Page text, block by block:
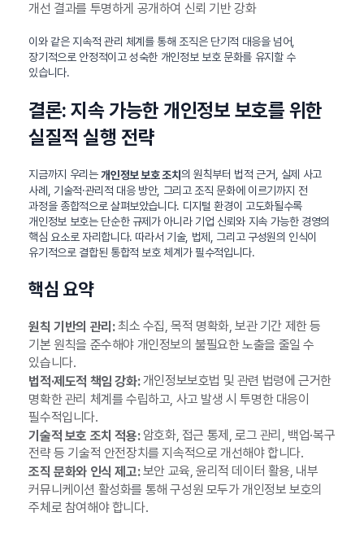
개선 결과를 투명하게 공개하여 신뢰 기반 강화
이와 같은 지속적 관리 체계를 통해 조직은 단기적 대응을 넘어,
장기적으로 안정적이고 성숙한 개인정보 보호 문화를 유지할 수
있습니다.
결론: 지속 가능한 개인정보 보호를 위한
실질적 실행 전략
지금까지 우리는개인정보 보호 조치의 원칙부터 법적 근거, 실제 사고
사례, 기술적·관리적 대응 방안, 그리고 조직 문화에 이르기까지 전
과정을 종합적으로 살펴보았습니다. 디지털 환경이 고도화될수록
개인정보 보호는 단순한 규제가 아니라 기업 신뢰와 지속 가능한 경영의
핵심 요소로 자리합니다. 따라서 기술, 법제, 그리고 구성원의 인식이
유기적으로 결합된 통합적 보호 체계가 필수적입니다.
핵심 요약
원칙 기반의 관리:최소 수집, 목적 명확화, 보관 기간 제한 등
기본 원칙을 준수해야 개인정보의 불필요한 노출을 줄일 수
있습니다.
법적·제도적 책임 강화:개인정보보호법 및 관련 법령에 근거한
명확한 관리 체계를 수립하고, 사고 발생 시 투명한 대응이
필수적입니다.
기술적 보호 조치 적용:암호화, 접근 통제, 로그 관리, 백업·복구
전략 등 기술적 안전장치를 지속적으로 개선해야 합니다.
조직 문화와 인식 제고:보안 교육, 윤리적 데이터 활용, 내부
커뮤니케이션 활성화를 통해 구성원 모두가 개인정보 보호의
주체로 참여해야 합니다.